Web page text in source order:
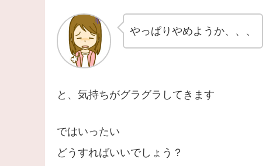
やっぱりやめようか、、、
と、気持ちがグラグラしてきます
ではいったい
どうすればいいでしょう？